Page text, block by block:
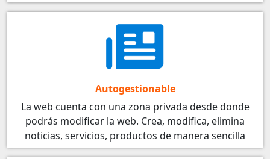
Autogestionable
La web cuenta con una zona privada desde donde
podrás modificar la web. Crea, modifica, elimina
noticias, servicios, productos de manera sencilla